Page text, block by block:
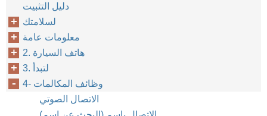
دليل التثبيت
لسلامتك
معلومات عامة
2. هاتف السيارة
3. لتبدأ
4- وظائف المكالمات
الاتصال الصوتي